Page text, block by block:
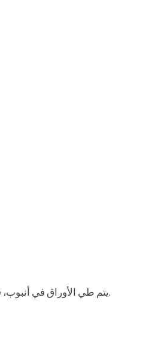
يتم طي الأوراق في أنبوب، فهي ملطخة غير كافية الري.